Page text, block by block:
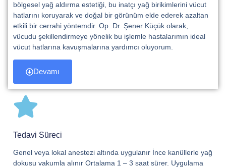
bölgesel yağ aldırma estetiği, bu inatçı yağ birikimlerini vücut
hatlarını koruyarak ve doğal bir görünüm elde ederek azaltan
etkili bir cerrahi yöntemdir. Op. Dr. Şener Küçük olarak,
vücudu şekillendirmeye yönelik bu işlemle hastalarımın ideal
vücut hatlarına kavuşmalarına yardımcı oluyorum.
Devamı
Tedavi Süreci
Genel veya lokal anestezi altında uygulanır İnce kanüllerle yağ
dokusu vakumla alınır Ortalama 1 – 3 saat sürer. Uygulama